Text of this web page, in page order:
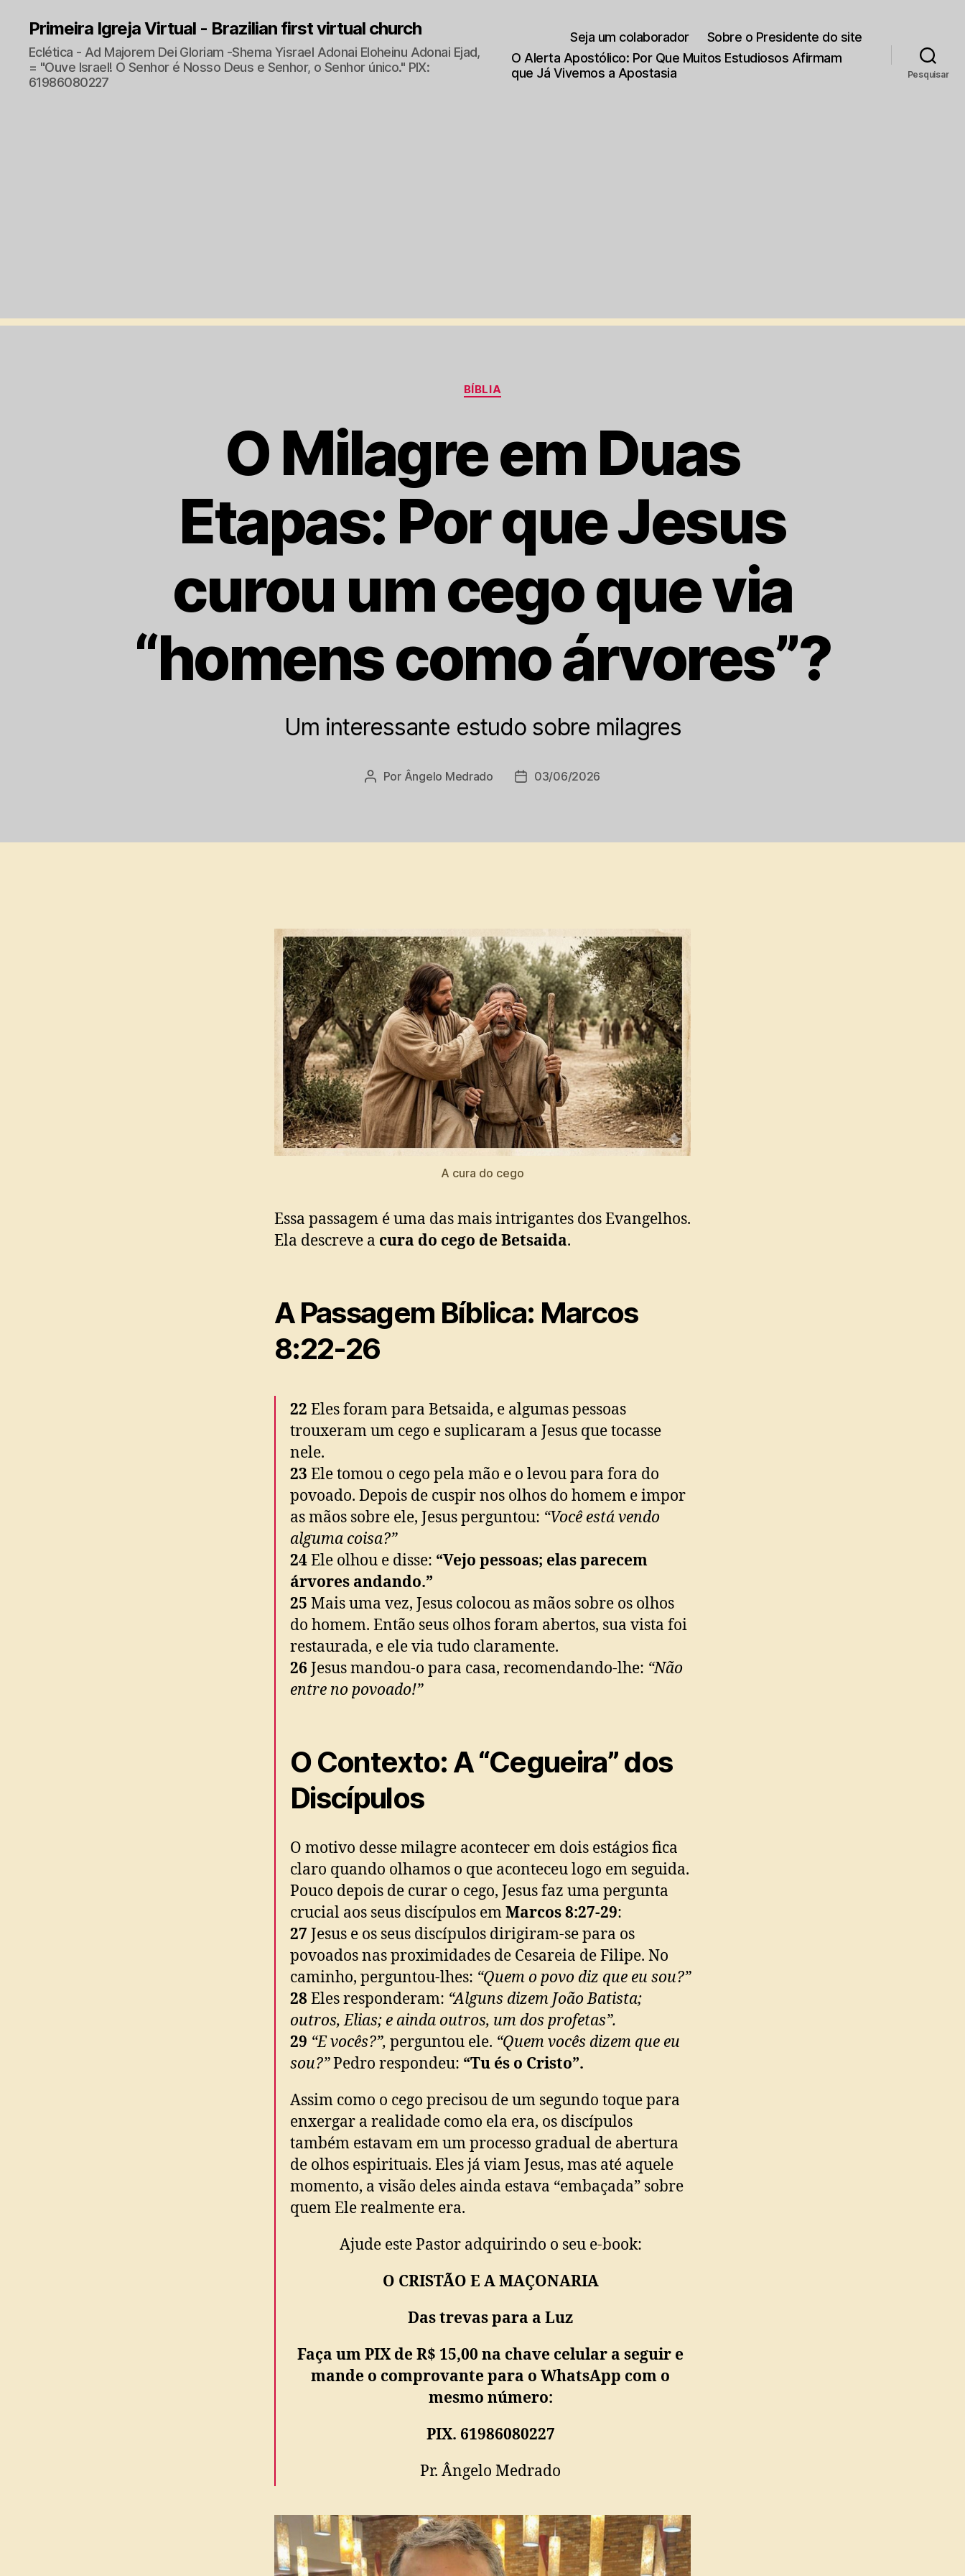
Primeira Igreja Virtual - Brazilian first virtual church
Eclética - Ad Majorem Dei Gloriam -Shema Yisrael Adonai Eloheinu Adonai Ejad,
= "Ouve Israel! O Senhor é Nosso Deus e Senhor, o Senhor único." PIX:
61986080227
Seja um colaborador
Sobre o Presidente do site
O Alerta Apostólico: Por Que Muitos Estudiosos Afirmam
que Já Vivemos a Apostasia
Pesquisar
Categorias
BÍBLIA
O Milagre em Duas
Etapas: Por que Jesus
curou um cego que via
“homens como árvores”?
Um interessante estudo sobre milagres
Autor
Por Ângelo Medrado
Data03/06/2026
A cura do cego
Essa passagem é uma das mais intrigantes dos Evangelhos.
Ela descreve a cura do cego de Betsaida.
A Passagem Bíblica: Marcos
8:22-26
22 Eles foram para Betsaida, e algumas pessoas
trouxeram um cego e suplicaram a Jesus que tocasse
nele.
23 Ele tomou o cego pela mão e o levou para fora do
povoado. Depois de cuspir nos olhos do homem e impor
as mãos sobre ele, Jesus perguntou: “Você está vendo
alguma coisa?”
24Ele olhou e disse: “Vejo pessoas; elas parecem
árvores andando.”
25 Mais uma vez, Jesus colocou as mãos sobre os olhos
do homem. Então seus olhos foram abertos, sua vista foi
restaurada, e ele via tudo claramente.
26 Jesus mandou-o para casa, recomendando-lhe: “Não
entre no povoado!”
O Contexto: A “Cegueira” dos
Discípulos
O motivo desse milagre acontecer em dois estágios fica
claro quando olhamos o que aconteceu logo em seguida.
Pouco depois de curar o cego, Jesus faz uma pergunta
crucial aos seus discípulos emMarcos 8:27-29:
27 Jesus e os seus discípulos dirigiram-se para os
povoados nas proximidades de Cesareia de Filipe. No
caminho, perguntou-lhes: “Quem o povo diz que eu sou?”
28 Eles responderam: “Alguns dizem João Batista;
outros, Elias; e ainda outros, um dos profetas”.
29 “E vocês?”, perguntou ele. “Quem vocês dizem que eu
sou?”Pedro respondeu: “Tu és o Cristo”.
Assim como o cego precisou de um segundo toque para
enxergar a realidade como ela era, os discípulos
também estavam em um processo gradual de abertura
de olhos espirituais. Eles já viam Jesus, mas até aquele
momento, a visão deles ainda estava “embaçada” sobre
quem Ele realmente era.
Ajude este Pastor adquirindo o seu e-book:
O CRISTÃO E A MAÇONARIA
Das trevas para a Luz
Faça um PIX de R$ 15,00 na chave celular a seguir e
mande o comprovante para o WhatsApp com o
mesmo número:
PIX. 61986080227
Pr. Ângelo Medrado